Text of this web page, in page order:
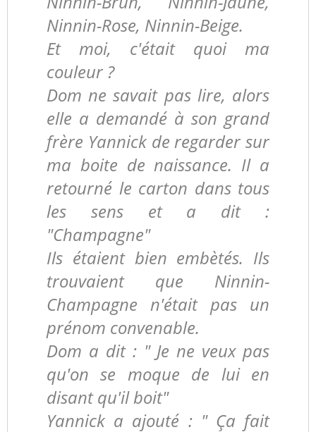
Ninnin-Rose, Ninnin-Beige.
Et moi, c'était quoi ma
couleur ?
Dom ne savait pas lire, alors
elle a demandé à son grand
frère Yannick de regarder sur
ma boite de naissance. Il a
retourné le carton dans tous
les sens et a dit :
"Champagne"
Ils étaient bien embètés. Ils
trouvaient que Ninnin-
Champagne n'était pas un
prénom convenable.
Dom a dit : " Je ne veux pas
qu'on se moque de lui en
disant qu'il boit"
Yannick a ajouté : " Ça fait